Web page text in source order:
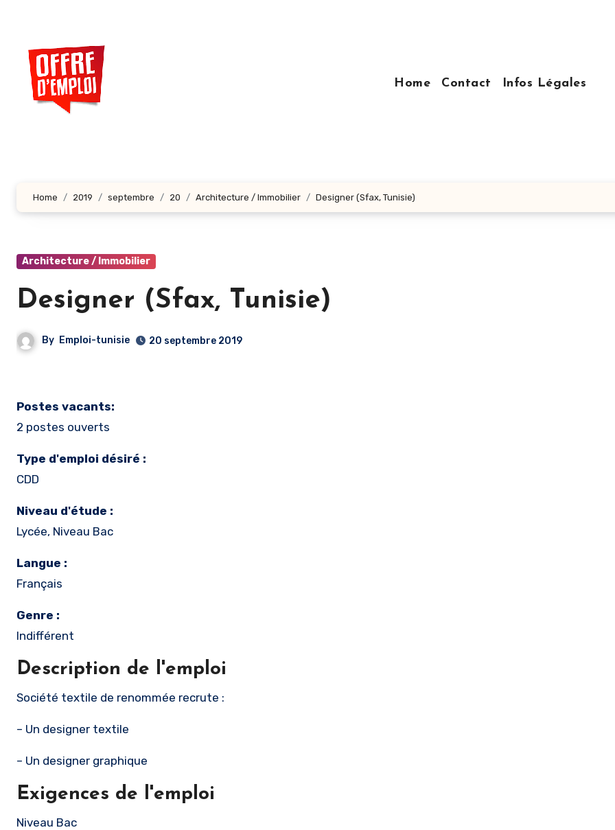
contenu
principal
Home
Contact Infos Légales
Home 2019 septembre 20 Architecture / Immobilier Designer (Sfax, Tunisie)
Architecture / Immobilier
Designer (Sfax, Tunisie)
By Emploi-tunisie 20 septembre 2019
Postes vacants:
2 postes ouverts
Type d'emploi désiré :
CDD
Niveau d'étude :
Lycée, Niveau Bac
Langue :
Français
Genre :
Indifférent
Description de l'emploi
Société textile de renommée recrute :
– Un designer textile
– Un designer graphique
Exigences de l'emploi
Niveau Bac